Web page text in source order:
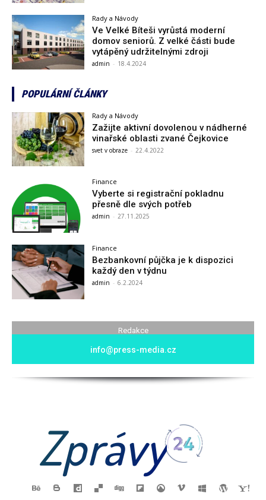
Rady a Návody
Ve Velké Bíteši vyrůstá moderní
domov seniorů. Z velké části bude
vytápěný udržitelnými zdroji
admin - 18.4.2024
POPULÁRNÍ ČLÁNKY
Rady a Návody
Zažijte aktivní dovolenou v nádherné
vinařské oblasti zvané Čejkovice
svet v obraze - 22.4.2022
Finance
Vyberte si registrační pokladnu
přesně dle svých potřeb
admin - 27.11.2025
Finance
Bezbankovní půjčka je k dispozici
každý den v týdnu
admin - 6.2.2024
Redakce
info@press-media.cz
Zprávy